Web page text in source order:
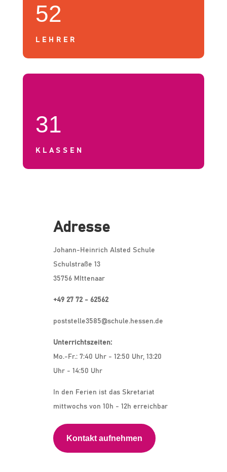
52
LEHRER
31
KLASSEN
Adresse
Johann-Heinrich Alsted Schule
Schulstraße 13
35756 MIttenaar
+49 27 72 - 62562
poststelle3585@schule.hessen.de
Unterrichtszeiten:
Mo.-Fr.: 7:40 Uhr - 12:50 Uhr, 13:20
Uhr - 14:50 Uhr
In den Ferien ist das Skretariat
mittwochs von 10h - 12h erreichbar
Kontakt aufnehmen